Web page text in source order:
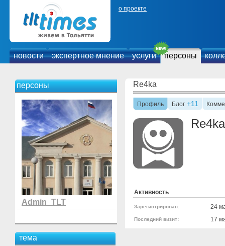
о проекте
новости экспертное мнение услуги персоны
персоны
Admin_TLT
тема
Re4ka
Профиль Блог +11
Re4ka
Активность
Зарегистрирован: 24
Последний визит: 17